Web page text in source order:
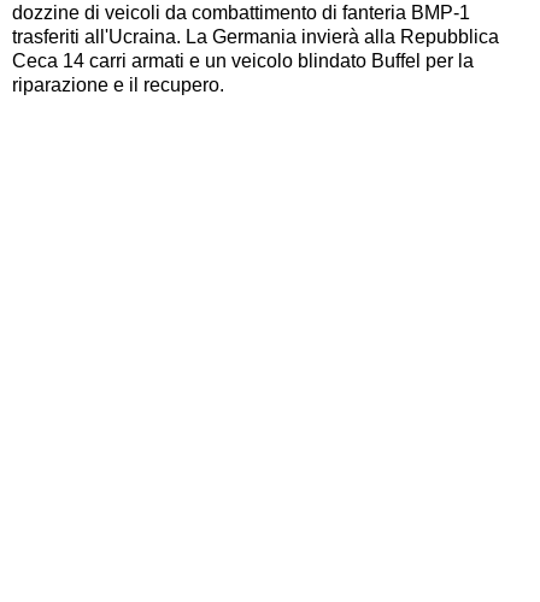
dozzine di veicoli da combattimento di fanteria BMP-1
trasferiti all'Ucraina. La Germania invierà alla Repubblica
Ceca 14 carri armati e un veicolo blindato Buffel per la
riparazione e il recupero.